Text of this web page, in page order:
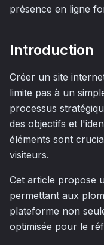
présence en ligne
Introduction
Créer un site
limite pas à un
processus
des objectifs et
éléments sont
visiteurs.
Cet article propose
permettant aux
plateforme non
optimisée pour le